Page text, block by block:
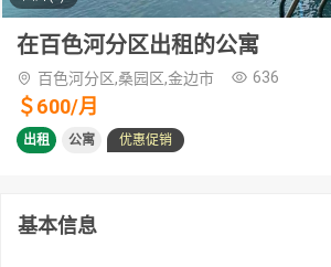
在百色河分区出租的公寓
百色河分区,桑园区,金边市 636
＄600/月
出租 公寓 优惠促销
基本信息